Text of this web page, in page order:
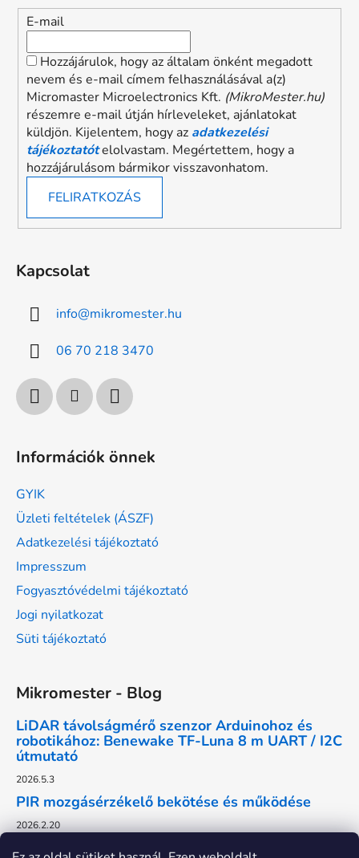
E-mail
Hozzájárulok, hogy az általam önként megadott
nevem és e-mail címem felhasználásával a(z)
Micromaster Microelectronics Kft. (MikroMester.hu)
részemre e-mail útján hírleveleket, ajánlatokat
küldjön. Kijelentem, hogy az adatkezelési
tájékoztatótelolvastam. Megértettem, hogy a
hozzájárulásom bármikor visszavonhatom.
FELIRATKOZÁS
Kapcsolat
info@mikromester.hu
06 70 218 3470
Információk önnek
GYIK
Üzleti feltételek (ÁSZF)
Adatkezelési tájékoztató
Impresszum
Fogyasztóvédelmi tájékoztató
Jogi nyilatkozat
Süti tájékoztató
Mikromester - Blog
LiDAR távolságmérő szenzor Arduinohoz és
robotikához: Benewake TF-Luna 8 m UART / I2C
útmutató
2026.5.3
PIR mozgásérzékelő bekötése és működése
2026.2.20